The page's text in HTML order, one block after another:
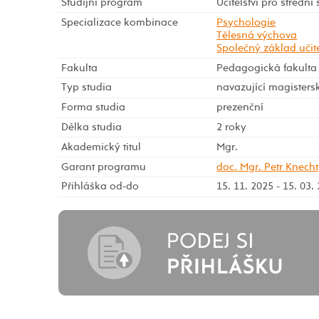
Studijní program
Učitelství pro střední
Specializace kombinace
Psychologie
Tělesná výchova
Společný základ
Fakulta
Pedagogická fakulta
Typ studia
navazující
Forma studia
prezenční
Délka studia
2 roky
Akademický titul
Mgr.
Garant programu
doc. Mgr. Petr
Přihláška od-do
15. 11. 2025 - 15. 03.